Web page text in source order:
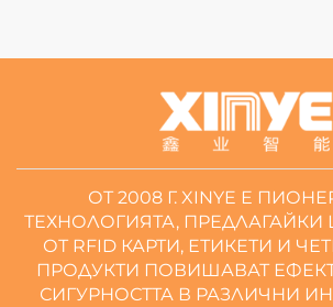
ОТ 2008 Г. XINYE Е
ТЕХНОЛОГИЯТА,
ОТ RFID КАРТИ, ЕТИКЕТИ И
ПРОДУКТИ ПОВИШАВАТ
СИГУРНОСТТА В РАЗЛИЧНИ